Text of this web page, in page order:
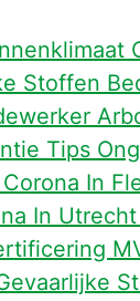
Stoffen
Tips
Corona In
In Utrecht